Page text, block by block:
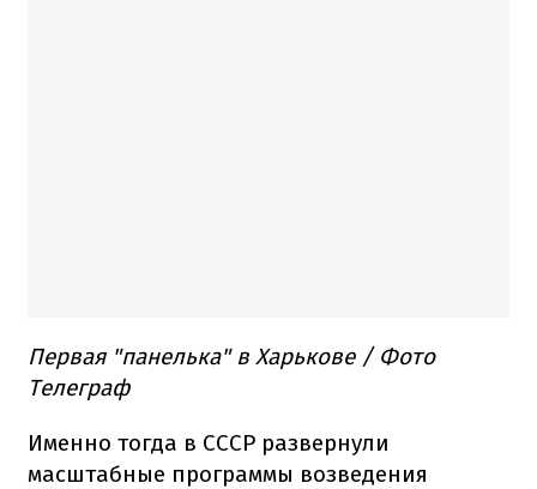
Первая "панелька" в Харькове / Фото
Телеграф
Именно тогда в СССР развернули
масштабные программы возведения